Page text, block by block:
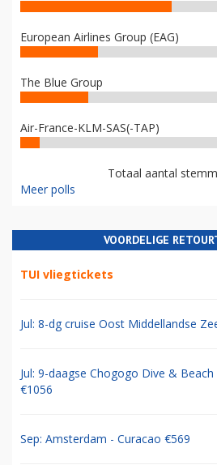
European Airlines Group (EAG)
The Blue Group
Air-France-KLM-SAS(-TAP)
Totaal aantal
Meer polls
VOORDELIGE
TUI vliegtickets
Jul: 8-dg cruise Oost Middellandse
Jul: 9-daagse Chogogo Dive & Beach
€1056
Sep: Amsterdam - Curacao €569